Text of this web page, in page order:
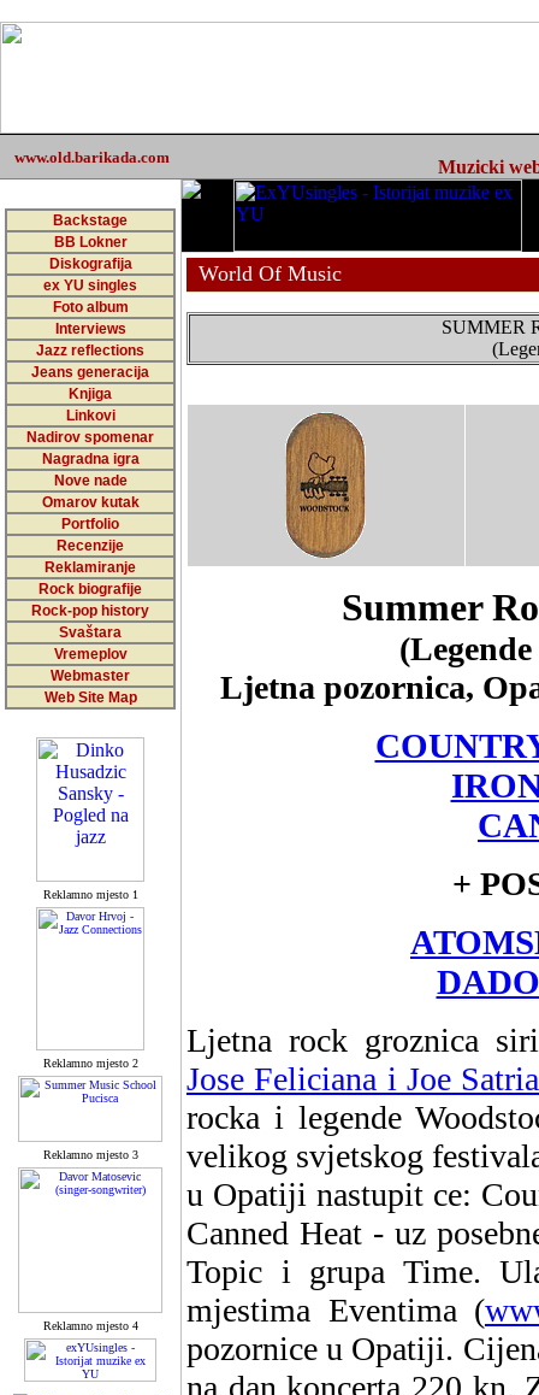
www.old.barikada.com Muzicki
Backstage
BB Lokner
Diskografija
ex YU singles
Foto album
Interviews
Jazz reflections
Jeans generacija
Knjiga
Linkovi
Nadirov spomenar
Nagradna igra
Nove nade
Omarov kutak
Portfolio
Recenzije
Reklamiranje
Rock biografije
Rock-pop history
Svaštara
Vremeplov
Webmaster
Web Site Map
Reklamno mjesto 1
Reklamno mjesto 2
Reklamno mjesto 3
Reklamno mjesto 4
World Of Music
SUMMER
Summer
Ljetna pozornica,
+
Ljetna rock groznica
Jose Feliciana i Joe
rocka i legende
velikog svjetskog
u Opatiji nastupit ce:
Canned Heat - uz
Topic i grupa Time.
mjestima Eventima (
pozornice u Opatiji.
na dan koncerta 220 kn.